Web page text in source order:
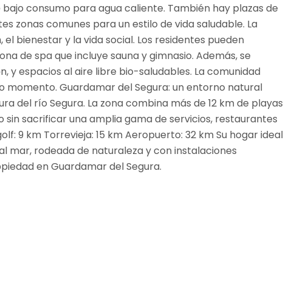
consumo para agua caliente. También hay plazas de
zonas comunes para un estilo de vida saludable. La
bienestar y la vida social. Los residentes pueden
de spa que incluye sauna y gimnasio. Además, se
y espacios al aire libre bio-saludables. La comunidad
Guardamar del Segura: un entorno natural
del río Segura. La zona combina más de 12 km de playas
sacrificar una amplia gama de servicios, restaurantes
9 km Torrevieja: 15 km Aeropuerto: 32 km Su hogar ideal
mar, rodeada de naturaleza y con instalaciones
en Guardamar del Segura.